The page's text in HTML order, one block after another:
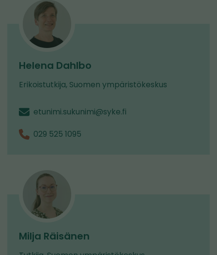
Helena Dahlbo
Erikoistutkija, Suomen ympäristökeskus
etunimi.sukunimi@syke.fi
029 525 1095
Milja Räisänen